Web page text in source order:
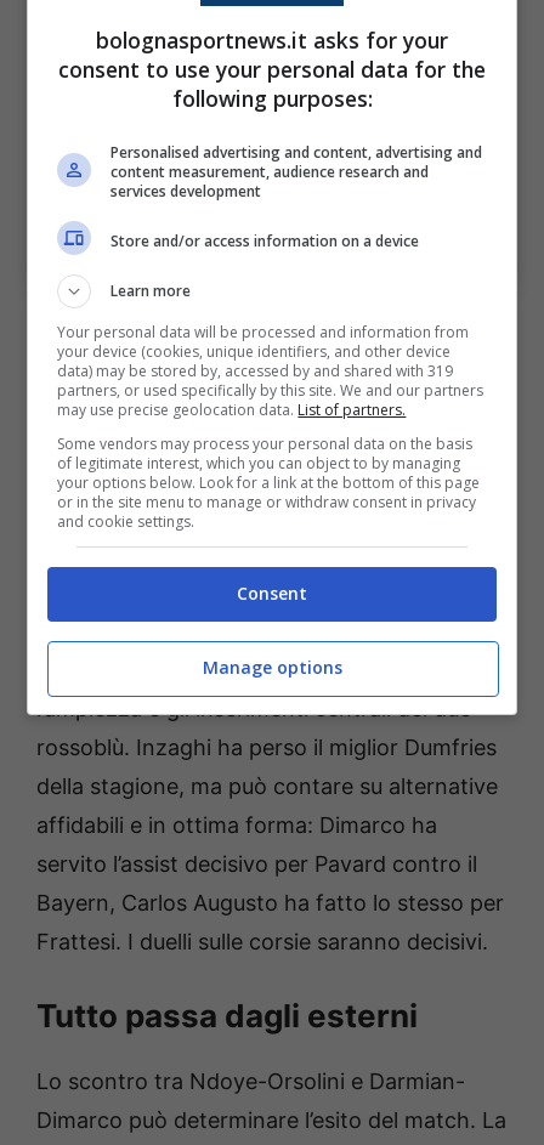
Dan Ndoye (ph. bolognafc.it)
L’Inter risponde con i suoi
esterni difensivi
Ma l’Inter non sta a guardare. Sulle fasce ci
saranno probabilmenteDarmianeDimarco
con Carlos Augusto pronto alla staffetta.
SecondoLa Gazzetta dello Sport, i nerazzurri
si affideranno a un sistema di
un ruolo fondamentale per arginare
l’ampiezza e gli inserimenti centrali dei due
rossoblù. Inzaghi ha perso il miglior Dumfries
della stagione, ma può contare su alternative
affidabili e in ottima forma: Dimarco ha
servito l’assist decisivo per Pavard contro il
Bayern, Carlos Augusto ha fatto lo stesso per
Frattesi. I duelli sulle corsie saranno decisivi.
Tutto passa dagli esterni
Lo scontro tra Ndoye-Orsolini e Darmian-
Dimarco può determinare l’esito del match. La
bolognasportnews.it asks for your
consent to use your personal data for the
following purposes:
Personalised advertising and content, advertising and
content measurement, audience research and
services development
Store and/or access information on a device
Learn more
Your personal data will be processed and information from
your device (cookies, unique identifiers, and other device
data) may be stored by, accessed by and shared with 319
partners, or used specifically by this site. We and our partners
may use precise geolocation data. List of partners.
Some vendors may process your personal data on the basis
of legitimate interest, which you can object to by managing
your options below. Look for a link at the bottom of this page
or in the site menu to manage or withdraw consent in privacy
and cookie settings.
Consent
Manage options